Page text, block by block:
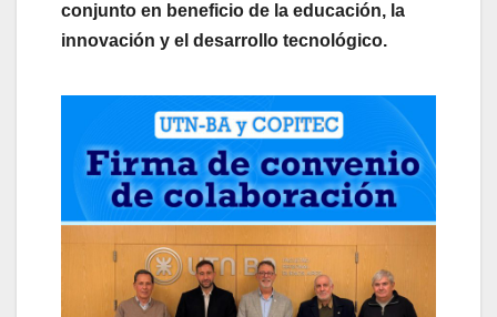
conjunto en beneficio de la educación, la
innovación y el desarrollo tecnológico.